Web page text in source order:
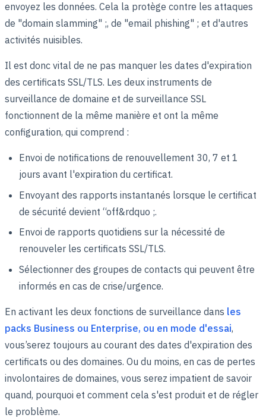
envoyez les données. Cela la protège contre les attaques
de "domain slamming" ;, de "email phishing" ; et d'autres
activités nuisibles.
Il est donc vital de ne pas manquer les dates d'expiration
des certificats SSL/TLS. Les deux instruments de
surveillance de domaine et de surveillance SSL
fonctionnent de la même manière et ont la même
configuration, qui comprend :
Envoi de notifications de renouvellement 30, 7 et 1
jours avant l'expiration du certificat.
Envoyant des rapports instantanés lorsque le certificat
de sécurité devient “off&rdquo ;.
Envoi de rapports quotidiens sur la nécessité de
renouveler les certificats SSL/TLS.
Sélectionner des groupes de contacts qui peuvent être
informés en cas de crise/urgence.
En activant les deux fonctions de surveillance dans les
packs Business ou Enterprise, ou en mode d'essai,
vous’serez toujours au courant des dates d'expiration des
certificats ou des domaines. Ou du moins, en cas de pertes
involontaires de domaines, vous serez impatient de savoir
quand, pourquoi et comment cela s'est produit et de régler
le problème.